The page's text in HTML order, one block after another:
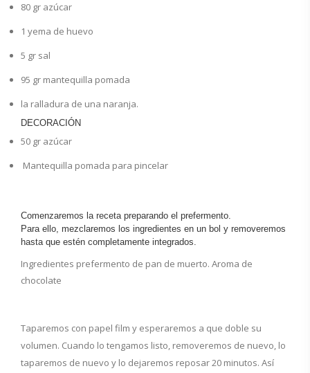
80 gr azúcar
1 yema de huevo
5 gr sal
95 gr mantequilla pomada
la ralladura de una naranja.
DECORACIÓN
50 gr azúcar
Mantequilla pomada para pincelar
Comenzaremos la receta preparando el prefermento.
Para ello, mezclaremos los ingredientes en un bol y removeremos
hasta que estén completamente integrados.
Ingredientes prefermento de pan de muerto. Aroma de
chocolate
Taparemos con papel film y esperaremos a que doble su
volumen. Cuando lo tengamos listo, removeremos de nuevo, lo
taparemos de nuevo y lo dejaremos reposar 20 minutos. Así